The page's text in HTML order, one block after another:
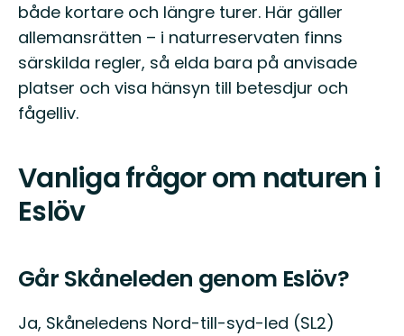
både kortare och längre turer. Här gäller
allemansrätten – i naturreservaten finns
särskilda regler, så elda bara på anvisade
platser och visa hänsyn till betesdjur och
fågelliv.
Vanliga frågor om naturen i
Eslöv
Går Skåneleden genom Eslöv?
Ja, Skåneledens Nord-till-syd-led (SL2)